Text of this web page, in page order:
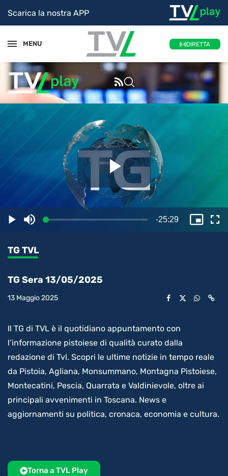
Scarica la nostra APP
MENU DIRETTA
il
PlayDisattiva
Caricato:
Tempo
-25:29
TG TVL
TG Sera 13/05/2025
13 Maggio 2025
Il TG di TVL è il quotidiano appuntamento con
l’informazione pistoiese di qualità curato dalla
redazione di Tvl. Scopri le ultime notizie in tempo reale
da Pistoia, Agliana, Monsummano, Montagna Pistoiese,
Montecatini, Pescia, Quarrata e Valdinievole, oltre ai
principali avvenimenti in Toscana. News e
aggiornamenti su politica, cronaca, economia e cultura.
Torna a TVL Play